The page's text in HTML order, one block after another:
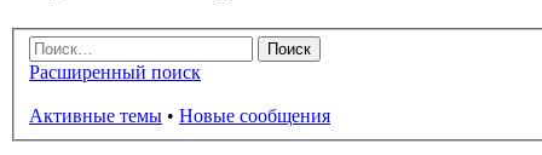
Расширенный поиск
Активные темы • Новые сообщения